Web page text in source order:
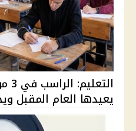
يعيدها العام المقبل